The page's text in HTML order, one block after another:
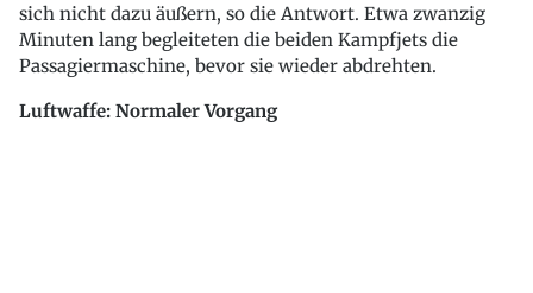
sich nicht dazu äußern, so die Antwort. Etwa zwanzig
Minuten lang begleiteten die beiden Kampfjets die
Passagiermaschine, bevor sie wieder abdrehten.
Luftwaffe: Normaler Vorgang